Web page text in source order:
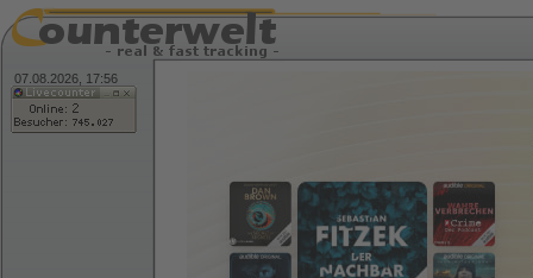
07.08.2026, 17:56